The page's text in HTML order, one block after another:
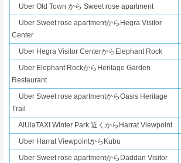
Uber Old Town から Sweet rose apartment
Uber Sweet rose apartmentからHegra Visitor
Center
Uber Hegra Visitor CenterからElephant Rock
Uber Elephant RockからHeritage Garden
Restaurant
Uber Sweet rose apartmentからOasis Heritage
Trail
AlUlaTAXI Winter Park 近くからHarrat Viewpoint
Uber Harrat ViewpointからKubu
Uber Sweet rose apartmentからDaddan Visitor